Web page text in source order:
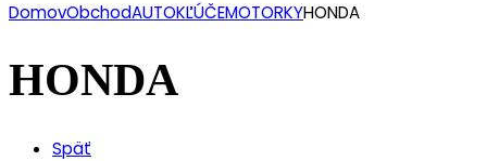
DomovObchodAUTOKĽÚČEMOTORKYHONDA
HONDA
Späť